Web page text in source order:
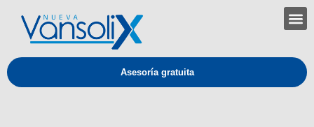
Asesoría gratuita